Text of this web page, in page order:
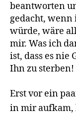
beantworten
gedacht, wenn
würde, wäre
mir. Was ich
ist, dass es nie
Ihn zu sterben!
Erstvor ein
in mir aufkam,